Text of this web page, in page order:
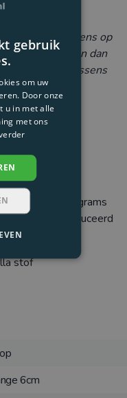
van de kussens op
overkomen dan
produceren kussens
gemaakt van
.
van een
YKK-rits, 100grams
geproduceerd
stof
6cm
gebruik
om uw
Door onze
u in met alle
met ons